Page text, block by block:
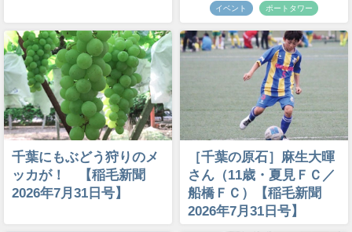
イベント ポートタワー
千葉にもぶどう狩りのメ
ッカが！ 【稲毛新聞
2026年7月31日号】
［千葉の原石］麻生大暉
さん（11歳・夏見ＦＣ／
船橋ＦＣ）【稲毛新聞
2026年7月31日号】